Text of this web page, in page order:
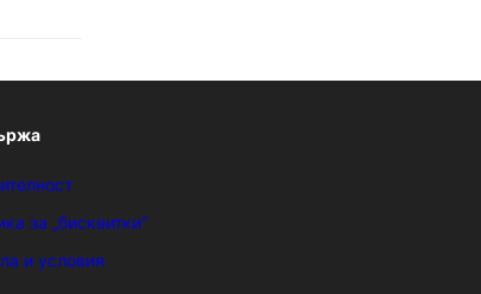
за „бисквитки“
и условия